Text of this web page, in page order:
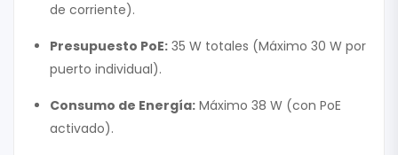
de corriente).
Presupuesto PoE: 35 W totales (Máximo 30 W por
puerto individual).
Consumo de Energía: Máximo 38 W (con PoE
activado).